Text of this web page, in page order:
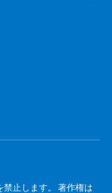
止します。 著作権は